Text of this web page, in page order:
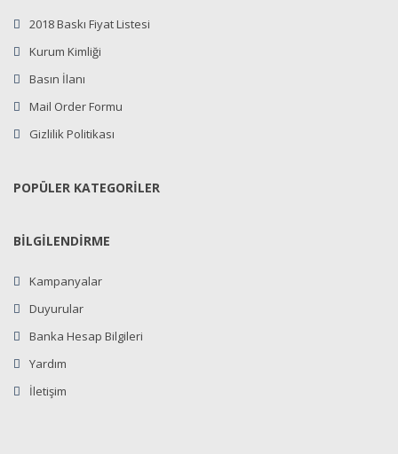
2018 Baskı Fiyat Listesi
Kurum Kimliği
Basın İlanı
Mail Order Formu
Gizlilik Politikası
POPÜLER KATEGORİLER
BİLGİLENDİRME
Kampanyalar
Duyurular
Banka Hesap Bilgileri
Yardım
İletişim